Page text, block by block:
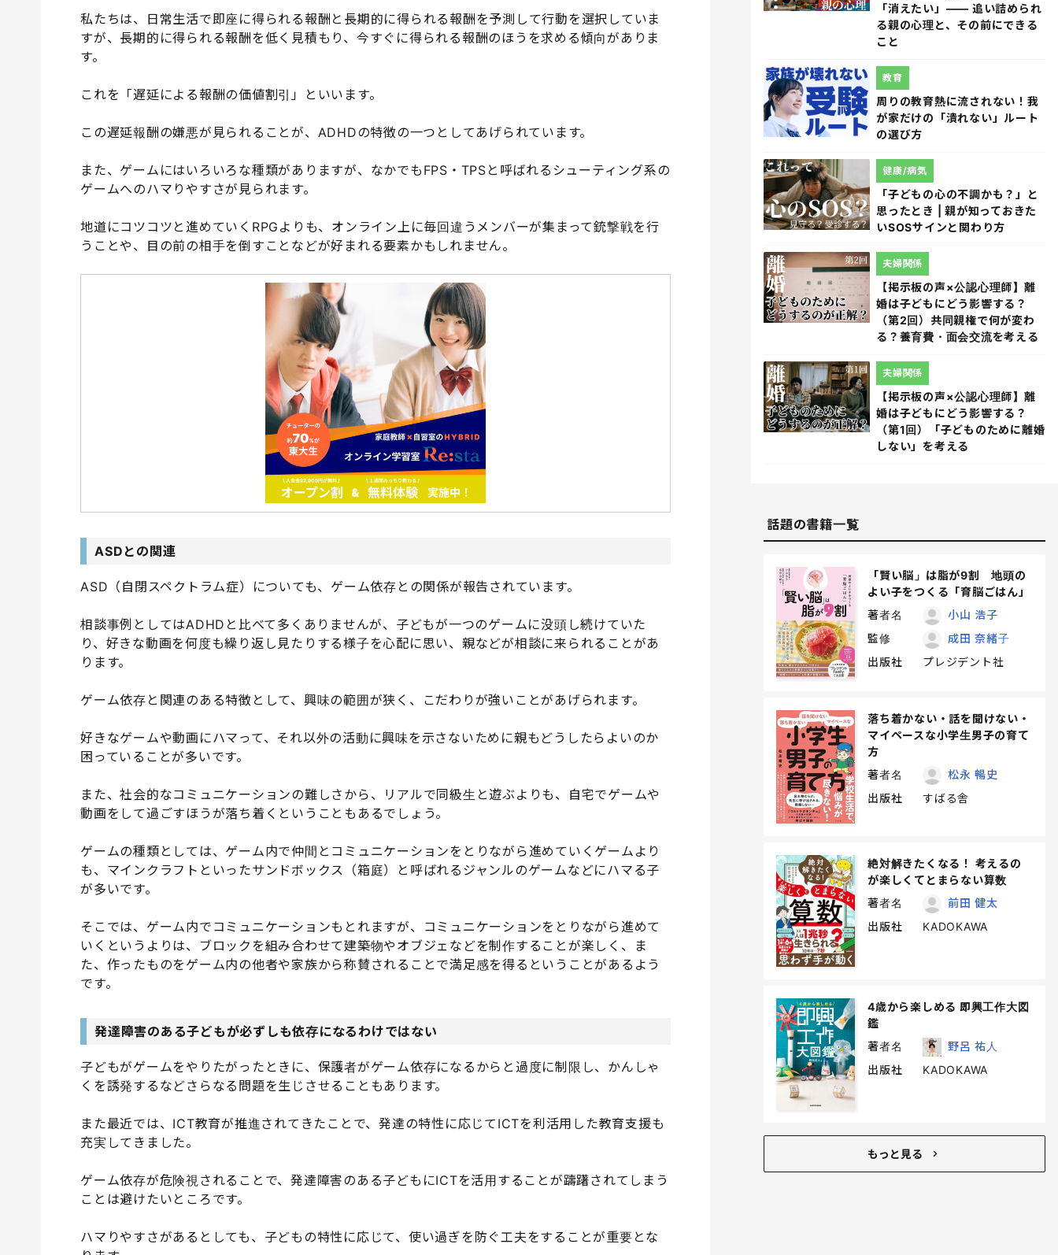
私たちは、日常生活で即座に得られる報酬と長期的に得られる報酬を予測して行動を選択していま
すが、長期的に得られる報酬を低く見積もり、今すぐに得られる報酬のほうを求める傾向がありま
す。
これを「遅延による報酬の価値割引」といいます。
この遅延報酬の嫌悪が見られることが、ADHDの特徴の一つとしてあげられています。
また、ゲームにはいろいろな種類がありますが、なかでもFPS・TPSと呼ばれるシューティング系の
ゲームへのハマりやすさが見られます。
地道にコツコツと進めていくRPGよりも、オンライン上に毎回違うメンバーが集まって銃撃戦を行
うことや、目の前の相手を倒すことなどが好まれる要素かもしれません。
ASDとの関連
ASD（自閉スペクトラム症）についても、ゲーム依存との関係が報告されています。
相談事例としてはADHDと比べて多くありませんが、子どもが一つのゲームに没頭し続けていた
り、好きな動画を何度も繰り返し見たりする様子を心配に思い、親などが相談に来られることがあ
ります。
ゲーム依存と関連のある特徴として、興味の範囲が狭く、こだわりが強いことがあげられます。
好きなゲームや動画にハマって、それ以外の活動に興味を示さないために親もどうしたらよいのか
困っていることが多いです。
また、社会的なコミュニケーションの難しさから、リアルで同級生と遊ぶよりも、自宅でゲームや
動画をして過ごすほうが落ち着くということもあるでしょう。
ゲームの種類としては、ゲーム内で仲間とコミュニケーションをとりながら進めていくゲームより
も、マインクラフトといったサンドボックス（箱庭）と呼ばれるジャンルのゲームなどにハマる子
が多いです。
そこでは、ゲーム内でコミュニケーションもとれますが、コミュニケーションをとりながら進めて
いくというよりは、ブロックを組み合わせて建築物やオブジェなどを制作することが楽しく、ま
た、作ったものをゲーム内の他者や家族から称賛されることで満足感を得るということがあるよう
です。
発達障害のある子どもが必ずしも依存になるわけではない
子どもがゲームをやりたがったときに、保護者がゲーム依存になるからと過度に制限し、かんしゃ
くを誘発するなどさらなる問題を生じさせることもあります。
また最近では、ICT教育が推進されてきたことで、発達の特性に応じてICTを利活用した教育支援も
充実してきました。
ゲーム依存が危険視されることで、発達障害のある子どもにICTを活用することが躊躇されてしまう
ことは避けたいところです。
ハマりやすさがあるとしても、子どもの特性に応じて、使い過ぎを防ぐ工夫をすることが重要とな
「消えたい」―― 追い詰められ
る親の心理と、その前にできる
こと
周りの教育熱に流されない！我
が家だけの「潰れない」ルート
の選び方
教育
「子どもの心の不調かも？」と
思ったとき | 親が知っておきた
いSOSサインと関わり方
健康/病気
【掲示板の声×公認心理師】離
婚は子どもにどう影響する？
（第2回）共同親権で何が変わ
る？養育費・面会交流を考える
夫婦関係
【掲示板の声×公認心理師】離
婚は子どもにどう影響する？
（第1回）「子どものために離婚
しない」を考える
夫婦関係
話題の書籍一覧
「賢い脳」は脂が9割 地頭の
よい子をつくる「育脳ごはん」
著者名
小山 浩子
監修
成田 奈緒子
出版社
プレジデント社
落ち着かない・話を聞けない・
マイペースな小学生男子の育て
方
著者名
松永 暢史
出版社
すばる舎
絶対解きたくなる！ 考えるの
が楽しくてとまらない算数
著者名
前田 健太
出版社
KADOKAWA
4歳から楽しめる 即興工作大図
鑑
著者名
野呂 祐人
出版社
KADOKAWA
もっと見る